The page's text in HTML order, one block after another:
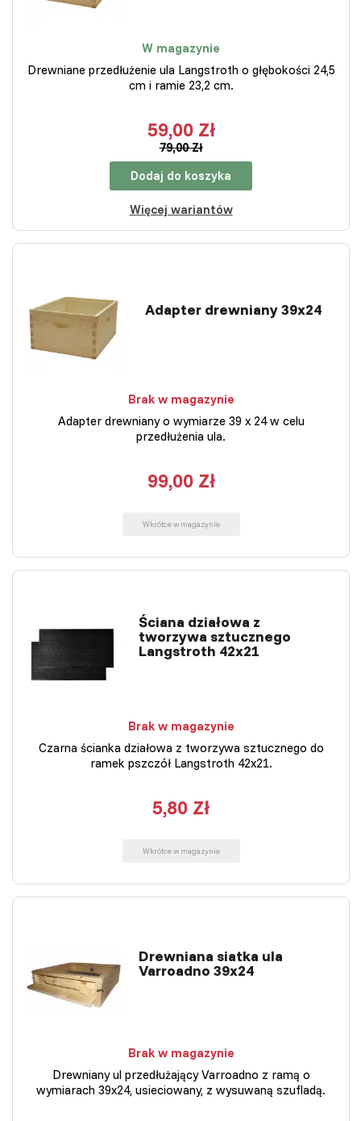
W magazynie
Drewniane przedłużenie ula Langstroth o głębokości 24,5
cm i ramie 23,2 cm.
59,00 Zł
79,00 Zł
Dodaj do koszyka
Więcej wariantów
Adapter drewniany 39x24
Brak w magazynie
Adapter drewniany o wymiarze 39 x 24 w celu
przedłużenia ula.
99,00 Zł
Wkrótce w magazynie
Ściana działowa z
tworzywa sztucznego
Langstroth 42x21
Brak w magazynie
Czarna ścianka działowa z tworzywa sztucznego do
ramek pszczół Langstroth 42x21.
5,80 Zł
Wkrótce w magazynie
Drewniana siatka ula
Varroadno 39x24
Brak w magazynie
Drewniany ul przedłużający Varroadno z ramą o
wymiarach 39x24, usieciowany, z wysuwaną szufladą.